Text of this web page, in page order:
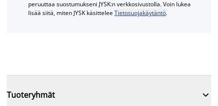
peruuttaa suostumukseni JYSK:n verkkosivustolla. Voin lukea
lisää siitä, miten JYSK käsitteleeTietosuojakäytäntö.
Tuoteryhmät 